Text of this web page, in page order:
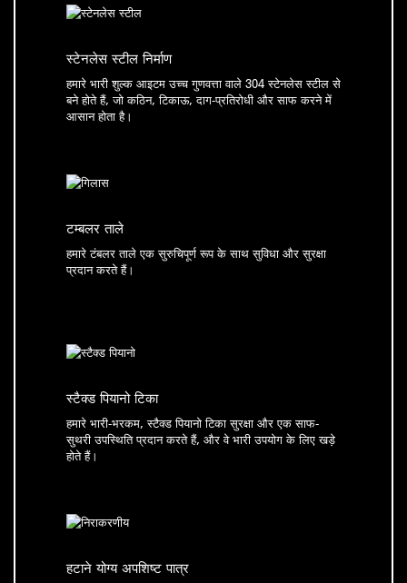
स्टेनलेस स्टील निर्माण
हमारे भारी शुल्क आइटम उच्च गुणवत्ता वाले 304 स्टेनलेस स्टील से
बने होते हैं, जो कठिन, टिकाऊ, दाग-प्रतिरोधी और साफ करने में
आसान होता है।
टम्बलर ताले
हमारे टंबलर ताले एक सुरुचिपूर्ण रूप के साथ सुविधा और सुरक्षा
प्रदान करते हैं।
स्टैक्ड पियानो टिका
हमारे भारी-भरकम, स्टैक्ड पियानो टिका सुरक्षा और एक साफ-
सुथरी उपस्थिति प्रदान करते हैं, और वे भारी उपयोग के लिए खड़े
होते हैं।
हटाने योग्य अपशिष्ट पात्र